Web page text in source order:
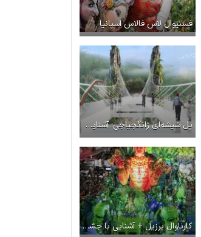
فستیوال لاس فالاس اسپانیا
پل شیشه‌ای ژانگجیاجی؛ آشنایی با بلندترین پل شیشه‌ای جهان
کارناوال برزیل + آشنایی با جشن‌ها